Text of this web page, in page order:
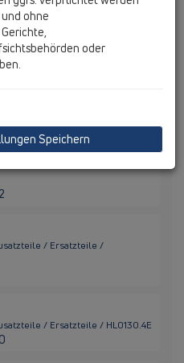
bestehend
/ Ersatzteile /
/ Ersatzteile /
/ Ersatzteile / HL0130.4E
ohne
oder
Speichern